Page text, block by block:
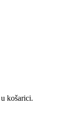
košarici.